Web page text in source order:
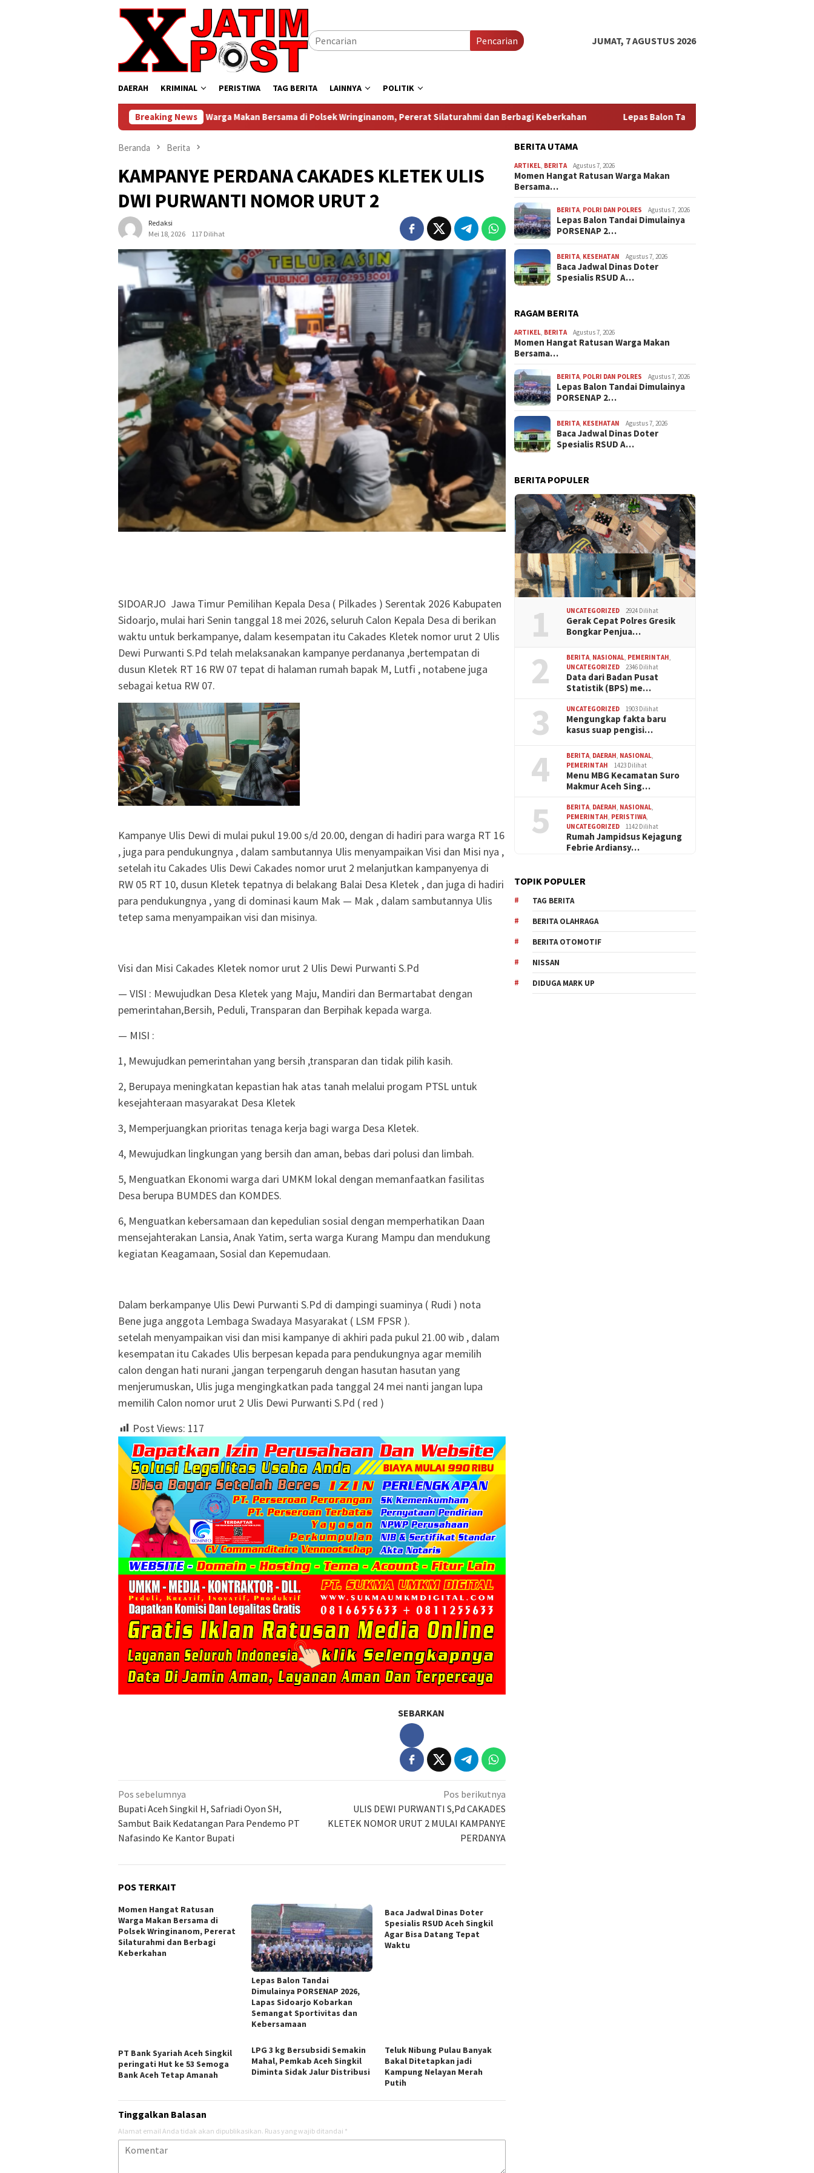
Pencarian JUMAT, 7 AGUSTUS 2026
DAERAH KRIMINAL PERISTIWA TAG BERITA LAINNYA POLITIK
Breaking News
Momen Hangat Ratusan Warga Makan Bersama di Polsek Wringinanom, Pererat Silaturahmi dan Berbagi Keberkahan Lepas Balon Tandai Dimulainya PORSENAP 2026, Lapas Sidoarjo
Beranda Berita
KAMPANYE PERDANA CAKADES KLETEK ULIS
DWI PURWANTI NOMOR URUT 2
Redaksi
Mei 18, 2026
117 Dilihat
SIDOARJO Jawa Timur Pemilihan Kepala Desa ( Pilkades ) Serentak 2026 Kabupaten
Sidoarjo, mulai hari Senin tanggal 18 mei 2026, seluruh Calon Kepala Desa di berikan
waktu untuk berkampanye, dalam kesempatan itu Cakades Kletek nomor urut 2 Ulis
Dewi Purwanti S.Pd telah melaksanakan kampanye perdananya ,bertempatan di
dusun Kletek RT 16 RW 07 tepat di halaman rumah bapak M, Lutfi , notabene juga
sebagai ketua RW 07.
Kampanye Ulis Dewi di mulai pukul 19.00 s/d 20.00, dengan di hadiri para warga RT 16
, juga para pendukungnya , dalam sambutannya Ulis menyampaikan Visi dan Misi nya ,
setelah itu Cakades Ulis Dewi Cakades nomor urut 2 melanjutkan kampanyenya di
RW 05 RT 10, dusun Kletek tepatnya di belakang Balai Desa Kletek , dan juga di hadiri
para pendukungnya , yang di dominasi kaum Mak — Mak , dalam sambutannya Ulis
tetep sama menyampaikan visi dan misinya.
Visi dan Misi Cakades Kletek nomor urut 2 Ulis Dewi Purwanti S.Pd
— VISI : Mewujudkan Desa Kletek yang Maju, Mandiri dan Bermartabat dengan
pemerintahan,Bersih, Peduli, Transparan dan Berpihak kepada warga.
— MISI :
1, Mewujudkan pemerintahan yang bersih ,transparan dan tidak pilih kasih.
2, Berupaya meningkatan kepastian hak atas tanah melalui progam PTSL untuk
kesejahteraan masyarakat Desa Kletek
3, Memperjuangkan prioritas tenaga kerja bagi warga Desa Kletek.
4, Mewujudkan lingkungan yang bersih dan aman, bebas dari polusi dan limbah.
5, Menguatkan Ekonomi warga dari UMKM lokal dengan memanfaatkan fasilitas
Desa berupa BUMDES dan KOMDES.
6, Menguatkan kebersamaan dan kepedulian sosial dengan memperhatikan Daan
mensejahterakan Lansia, Anak Yatim, serta warga Kurang Mampu dan mendukung
kegiatan Keagamaan, Sosial dan Kepemudaan.
Dalam berkampanye Ulis Dewi Purwanti S.Pd di dampingi suaminya ( Rudi ) nota
Bene juga anggota Lembaga Swadaya Masyarakat ( LSM FPSR ).
setelah menyampaikan visi dan misi kampanye di akhiri pada pukul 21.00 wib , dalam
kesempatan itu Cakades Ulis berpesan kepada para pendukungnya agar memilih
calon dengan hati nurani ,jangan terpengaruh dengan hasutan hasutan yang
menjerumuskan, Ulis juga mengingkatkan pada tanggal 24 mei nanti jangan lupa
memilih Calon nomor urut 2 Ulis Dewi Purwanti S.Pd ( red )
Post Views: 117
SEBARKAN
Navigasi
pos
Pos sebelumnya
Bupati Aceh Singkil H, Safriadi Oyon SH,
Sambut Baik Kedatangan Para Pendemo PT
Nafasindo Ke Kantor Bupati
Pos berikutnya
ULIS DEWI PURWANTI S,Pd CAKADES
KLETEK NOMOR URUT 2 MULAI KAMPANYE
PERDANYA
POS TERKAIT
Momen Hangat Ratusan
Warga Makan Bersama di
Polsek Wringinanom, Pererat
Silaturahmi dan Berbagi
Keberkahan
Lepas Balon Tandai
Dimulainya PORSENAP 2026,
Lapas Sidoarjo Kobarkan
Semangat Sportivitas dan
Kebersamaan
Baca Jadwal Dinas Doter
Spesialis RSUD Aceh Singkil
Agar Bisa Datang Tepat
Waktu
PT Bank Syariah Aceh Singkil
peringati Hut ke 53 Semoga
Bank Aceh Tetap Amanah
LPG 3 kg Bersubsidi Semakin
Mahal, Pemkab Aceh Singkil
Diminta Sidak Jalur Distribusi
Teluk Nibung Pulau Banyak
Bakal Ditetapkan jadi
Kampung Nelayan Merah
Putih
Tinggalkan Balasan
Alamat email Anda tidak akan dipublikasikan. Ruas yang wajib ditandai *
BERITA UTAMA
ARTIKEL, BERITA Agustus 7, 2026
Momen Hangat Ratusan Warga Makan
Bersama…
BERITA, POLRI DAN POLRES Agustus 7, 2026
Lepas Balon Tandai Dimulainya
PORSENAP 2…
BERITA, KESEHATAN Agustus 7, 2026
Baca Jadwal Dinas Doter
Spesialis RSUD A…
RAGAM BERITA
ARTIKEL, BERITA Agustus 7, 2026
Momen Hangat Ratusan Warga Makan
Bersama…
BERITA, POLRI DAN POLRES Agustus 7, 2026
Lepas Balon Tandai Dimulainya
PORSENAP 2…
BERITA, KESEHATAN Agustus 7, 2026
Baca Jadwal Dinas Doter
Spesialis RSUD A…
BERITA POPULER
1 UNCATEGORIZED 2924 Dilihat
Gerak Cepat Polres Gresik
Bongkar Penjua…
2 BERITA NASIONAL PEMERINTAH
UNCATEGORIZED
2346 Dilihat
Data dari Badan Pusat
Statistik (BPS) me…
3 UNCATEGORIZED 1903 Dilihat
Mengungkap fakta baru
kasus suap pengisi…
4 BERITA DAERAH NASIONAL
PEMERINTAH
1423 Dilihat
Menu MBG Kecamatan Suro
Makmur Aceh Sing…
5 BERITA DAERAH NASIONAL
PEMERINTAH PERISTIWA
UNCATEGORIZED
1142 Dilihat
Rumah Jampidsus Kejagung
Febrie Ardiansy…
TOPIK POPULER
TAG BERITA
BERITA OLAHRAGA
BERITA OTOMOTIF
NISSAN
DIDUGA MARK UP